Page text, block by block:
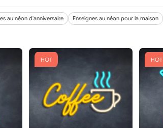
au néon d'anniversaire
Enseignes au néon pour la maison
HOT HOT